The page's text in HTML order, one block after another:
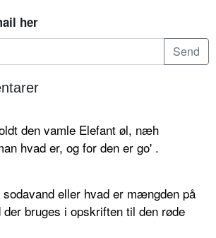
her
den vamle Elefant øl, næh
hvad er, og for den er go' .
eller hvad er mængden på
bruges i opskriften til den røde